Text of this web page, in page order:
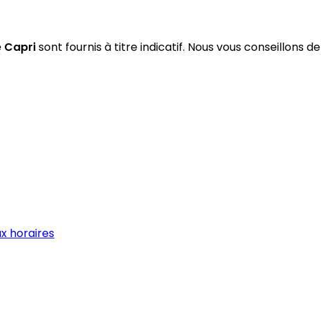
Caprisont fournis à titre indicatif. Nous vous conseillons de
horaires